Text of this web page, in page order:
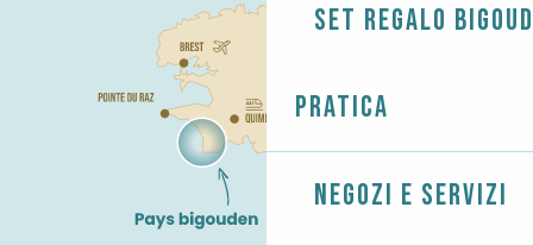
Set regalo
Pratica
Negozi e servizi